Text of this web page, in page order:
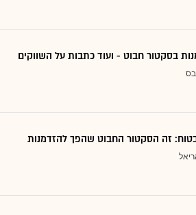
בסקטור חבוט - ועוד כתבות על השווקים
זה הסקטור החבוט שהפך להזדמנות